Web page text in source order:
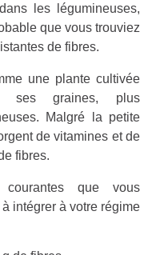
les légumineuses,
que vous trouviez
de fibres.
une plante cultivée
ses graines, plus
Malgré la petite
de vitamines et de
fibres.
courantes que vous
intégrer à votre régime